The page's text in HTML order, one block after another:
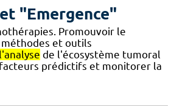
"Emergence"
Promouvoir le
et outils
l'analyse de l'écosystème tumoral
prédictifs et monitorer la